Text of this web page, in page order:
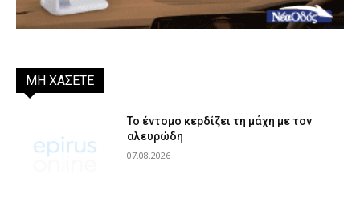
ΜΗ ΧΑΣΕΤΕ
Το έντομο κερδίζει τη μάχη με τον
αλευρώδη
07.08.2026